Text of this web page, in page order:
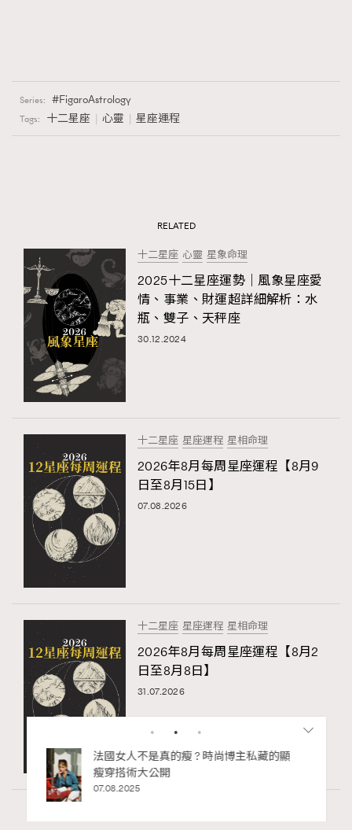
Series: FigaroAstrology
Tags: 十二星座 心靈 星座運程
RELATED
十二星座 心靈 星象命理
2025十二星座運勢｜風象星座愛
情、事業、財運超詳細解析：水
瓶、雙子、天秤座
30.12.2024
十二星座 星座運程 星相命理
2026年8月每周星座運程【8月9
日至8月15日】
07.08.2026
十二星座 星座運程 星相命理
2026年8月每周星座運程【8月2
日至8月8日】
31.07.2026
別再用酒精消毒皮革！6個清潔手袋小技
巧，讓你更愛惜你的手袋
02.06.2025